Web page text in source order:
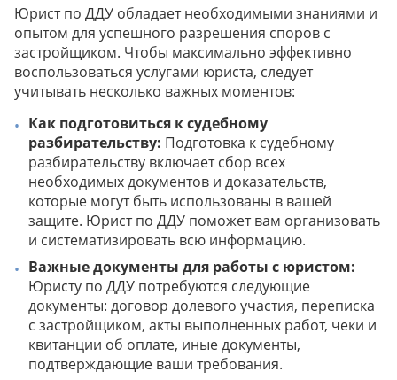
Юрист по ДДУ обладает необходимыми знаниями и
опытом для успешного разрешения споров с
застройщиком. Чтобы максимально эффективно
воспользоваться услугами юриста, следует
учитывать несколько важных моментов:
Как подготовиться к судебному
разбирательству: Подготовка к судебному
разбирательству включает сбор всех
необходимых документов и доказательств,
которые могут быть использованы в вашей
защите. Юрист по ДДУ поможет вам организовать
и систематизировать всю информацию.
Важные документы для работы с юристом:
Юристу по ДДУ потребуются следующие
документы: договор долевого участия, переписка
с застройщиком, акты выполненных работ, чеки и
квитанции об оплате, иные документы,
подтверждающие ваши требования.